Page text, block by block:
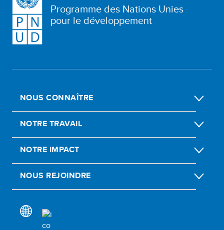
Programme des Nations Unies
pour le développement
NOUS CONNAÎTRE
NOTRE TRAVAIL
NOTRE IMPACT
NOUS REJOINDRE